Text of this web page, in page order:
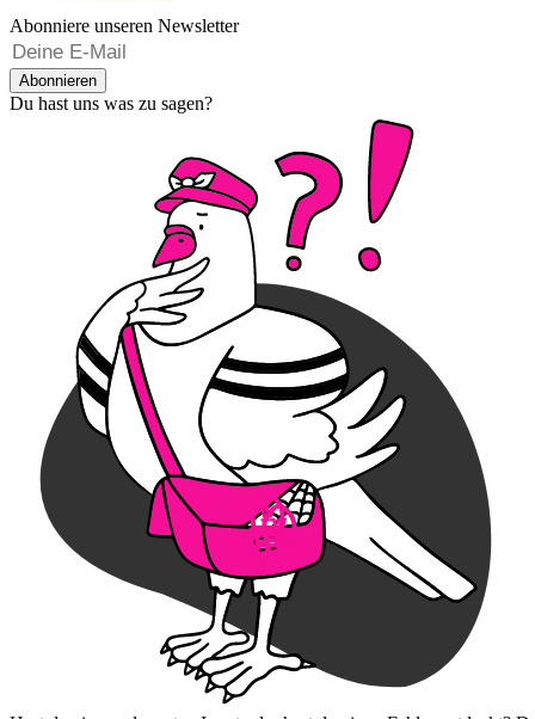
Abonniere unseren Newsletter
Abonnieren
Du hast uns was zu sagen?